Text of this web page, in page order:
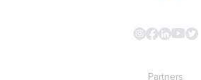
Partners